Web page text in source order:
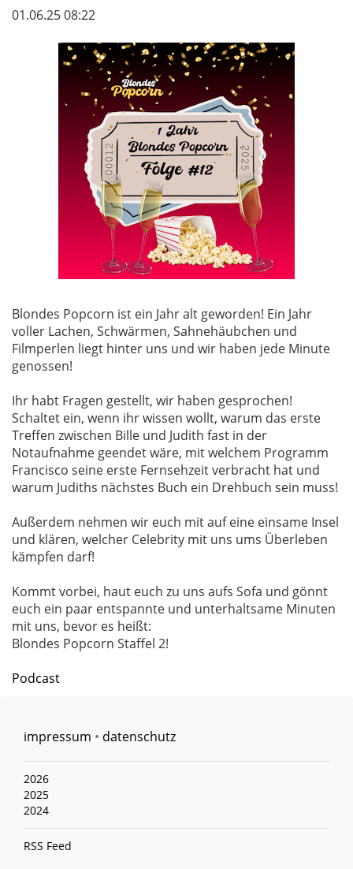
01.06.25 08:22
Blondes Popcorn ist ein Jahr alt geworden! Ein Jahr
voller Lachen, Schwärmen, Sahnehäubchen und
Filmperlen liegt hinter uns und wir haben jede Minute
genossen!
Ihr habt Fragen gestellt, wir haben gesprochen!
Schaltet ein, wenn ihr wissen wollt, warum das erste
Treffen zwischen Bille und Judith fast in der
Notaufnahme geendet wäre, mit welchem Programm
Francisco seine erste Fernsehzeit verbracht hat und
warum Judiths nächstes Buch ein Drehbuch sein muss!
Außerdem nehmen wir euch mit auf eine einsame Insel
und klären, welcher Celebrity mit uns ums Überleben
kämpfen darf!
Kommt vorbei, haut euch zu uns aufs Sofa und gönnt
euch ein paar entspannte und unterhaltsame Minuten
mit uns, bevor es heißt:
Blondes Popcorn Staffel 2!
Podcast
impressum • datenschutz
2026
2025
2024
RSS Feed